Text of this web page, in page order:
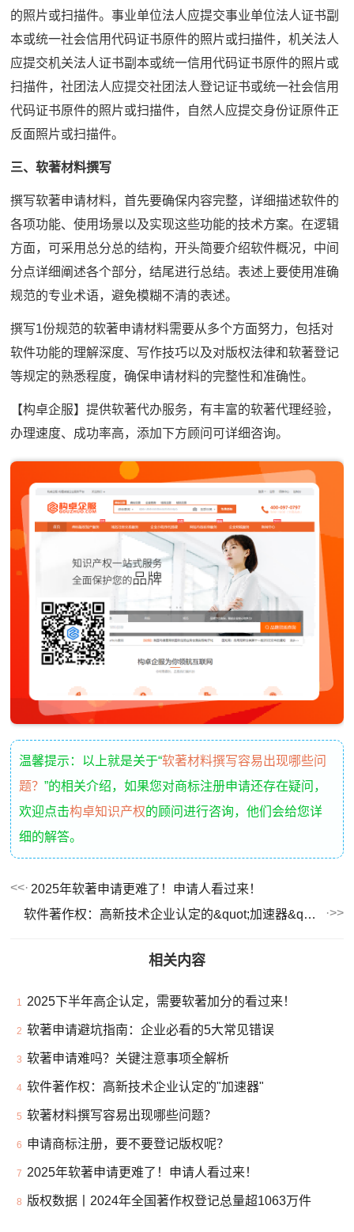
的照片或扫描件。事业单位法人应提交事业单位法人证书副
本或统一社会信用代码证书原件的照片或扫描件，机关法人
应提交机关法人证书副本或统一信用代码证书原件的照片或
扫描件，社团法人应提交社团法人登记证书或统一社会信用
代码证书原件的照片或扫描件，自然人应提交身份证原件正
反面照片或扫描件。
三、软著材料撰写
撰写软著申请材料，首先要确保内容完整，详细描述软件的
各项功能、使用场景以及实现这些功能的技术方案。在逻辑
方面，可采用总分总的结构，开头简要介绍软件概况，中间
分点详细阐述各个部分，结尾进行总结。表述上要使用准确
规范的专业术语，避免模糊不清的表述。
撰写1份规范的软著申请材料需要从多个方面努力，包括对
软件功能的理解深度、写作技巧以及对版权法律和软著登记
等规定的熟悉程度，确保申请材料的完整性和准确性。
【构卓企服】提供软著代办服务，有丰富的软著代理经验，
办理速度、成功率高，添加下方顾问可详细咨询。
温馨提示：以上就是关于“软著材料撰写容易出现哪些问
题？”的相关介绍，如果您对商标注册申请还存在疑问，
欢迎点击构卓知识产权的顾问进行咨询，他们会给您详
细的解答。
2025年软著申请更难了！申请人看过来！
软件著作权：高新技术企业认定的&quot;加速器&quot;
相关内容
1 2025下半年高企认定，需要软著加分的看过来！
2 软著申请避坑指南：企业必看的5大常见错误
3 软著申请难吗？关键注意事项全解析
4 软件著作权：高新技术企业认定的"加速器"
5 软著材料撰写容易出现哪些问题？
6 申请商标注册，要不要登记版权呢？
7 2025年软著申请更难了！申请人看过来！
8 版权数据丨2024年全国著作权登记总量超1063万件